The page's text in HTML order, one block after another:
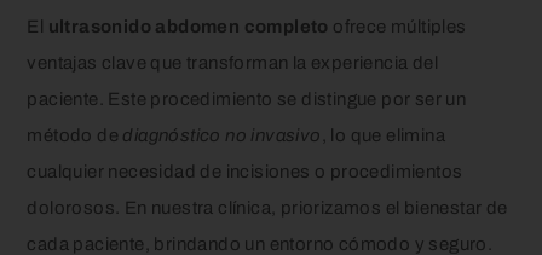
El ultrasonido abdomen completo ofrece múltiples
ventajas clave que transforman la experiencia del
paciente. Este procedimiento se distingue por ser un
método de diagnóstico no invasivo
, lo que elimina
cualquier necesidad de incisiones o procedimientos
dolorosos. En nuestra clínica, priorizamos el bienestar de
cada paciente, brindando un entorno cómodo y seguro.